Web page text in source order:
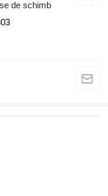
de schimb